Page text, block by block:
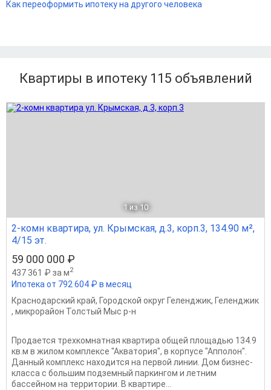
Как переоформить ипотеку на другого человека
Квартиры в ипотеку 115 объявлений
1 из 10
2-комн квартира, ул. Крымская, д.3, корп.3, 134.90 м²,
4/15 эт.
59 000 000 ₽
437 361 ₽ за м2
Ипотека от 792 604 ₽ в месяц
Краснодарский край, Городской округ Геленджик, Геленджик
, микрорайон Толстый Мыс р-н
Продается трехкомнатная квартира общей площадью 134.9
кв.м в жилом комплексе "Акватория", в корпусе "Апполон".
Данный комплекс находится на первой линии. Дом бизнес-
класса с большим подземный паркингом и летним
бассейном на территории. В квартире...